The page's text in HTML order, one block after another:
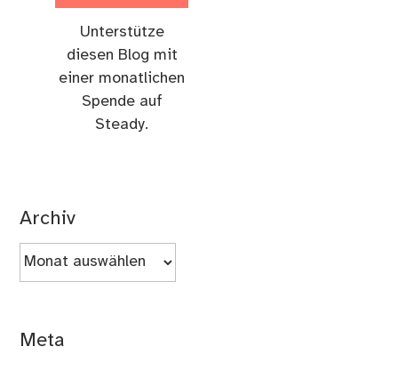
Unterstütze
diesen Blog mit
einer monatlichen
Spende auf
Steady.
Archiv
Archiv
Meta